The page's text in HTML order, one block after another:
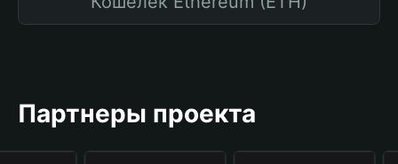
Партнеры проекта